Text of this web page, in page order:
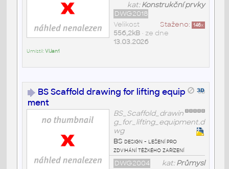
kat:Konstrukční prvky
DWG2018
Staženo: 146x
Velikost
556,2kB• ze dne
13.03.2026
Umístil:VlJan1
BS Scaffold drawing for lifting equip
ment
BS_Scaffold_drawin
g_for_lifting_equipment.d
wg
BS design - lešení pro
zdvihání těžkého zařízení
kat:Průmysl
DWG2004